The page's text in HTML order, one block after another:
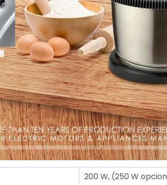
200 W, (250 W